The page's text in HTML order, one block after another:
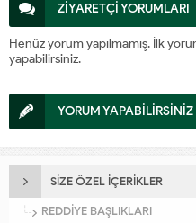
ZİYARETÇİ YORUMLARI
Henüz yorum yapılmamış. İlk
yapabilirsiniz.
YORUM YAPABİLİRSİNİZ
SİZE ÖZEL İÇERİKLER
REDDİYE BAŞLIKLARI